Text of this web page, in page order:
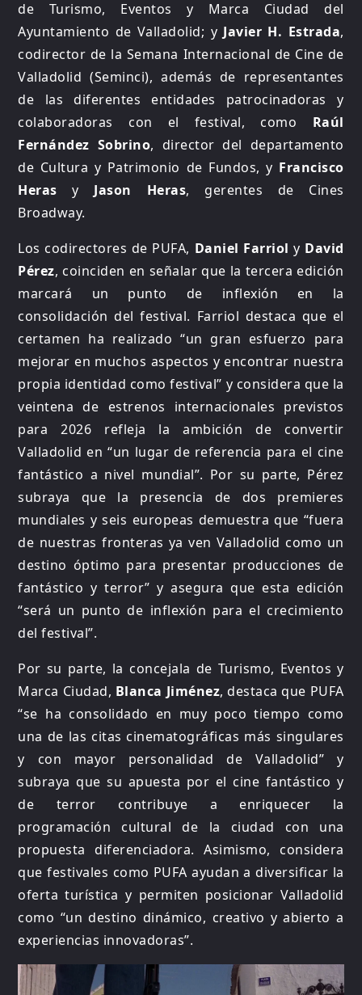
de Turismo, Eventos y Marca Ciudad del
Ayuntamiento de Valladolid; y Javier H. Estrada,
codirector de la Semana Internacional de Cine de
Valladolid (Seminci), además de representantes
de las diferentes entidades patrocinadoras y
colaboradoras con el festival, como Raúl
Fernández Sobrino, director del departamento
de Cultura y Patrimonio de Fundos, y Francisco
Heras y Jason Heras, gerentes de Cines
Broadway.
Los codirectores de PUFA, Daniel Farriol y David
Pérez, coinciden en señalar que la tercera edición
marcará un punto de inflexión en la
consolidación del festival. Farriol destaca que el
certamen ha realizado “un gran esfuerzo para
mejorar en muchos aspectos y encontrar nuestra
propia identidad como festival” y considera que la
veintena de estrenos internacionales previstos
para 2026 refleja la ambición de convertir
Valladolid en “un lugar de referencia para el cine
fantástico a nivel mundial”. Por su parte, Pérez
subraya que la presencia de dos premieres
mundiales y seis europeas demuestra que “fuera
de nuestras fronteras ya ven Valladolid como un
destino óptimo para presentar producciones de
fantástico y terror” y asegura que esta edición
“será un punto de inflexión para el crecimiento
del festival”.
Por su parte, la concejala de Turismo, Eventos y
Marca Ciudad, Blanca Jiménez, destaca que PUFA
“se ha consolidado en muy poco tiempo como
una de las citas cinematográficas más singulares
y con mayor personalidad de Valladolid” y
subraya que su apuesta por el cine fantástico y
de terror contribuye a enriquecer la
programación cultural de la ciudad con una
propuesta diferenciadora. Asimismo, considera
que festivales como PUFA ayudan a diversificar la
oferta turística y permiten posicionar Valladolid
como “un destino dinámico, creativo y abierto a
experiencias innovadoras”.